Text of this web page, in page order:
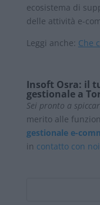
ecosistema di
delle attività e-
Leggi anche: Che
Insoft Osra: il
gestionale a
Sei pronto a
merito alle
gestionale e-
in contatto con noi